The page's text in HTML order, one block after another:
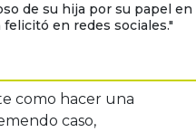
de su hija por su papel en
en redes sociales."
como hacer una
caso,